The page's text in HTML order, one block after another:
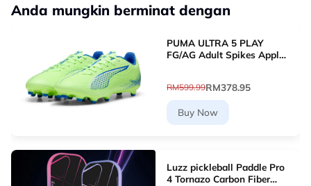
Anda mungkin berminat dengan
PUMA ULTRA 5 PLAY
FG/AG Adult Spikes Apple
RM599.99RM378.95
Buy Now
Luzz pickleball Paddle Pro
4 Tornazo Carbon Fiber